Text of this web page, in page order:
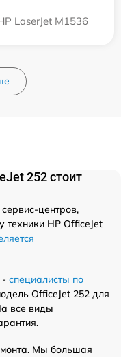
LaserJet M1536
252 стоит
центров,
техники HP OfficeJet
- специалисты по
OfficeJet 252 для
все виды
Мы большая